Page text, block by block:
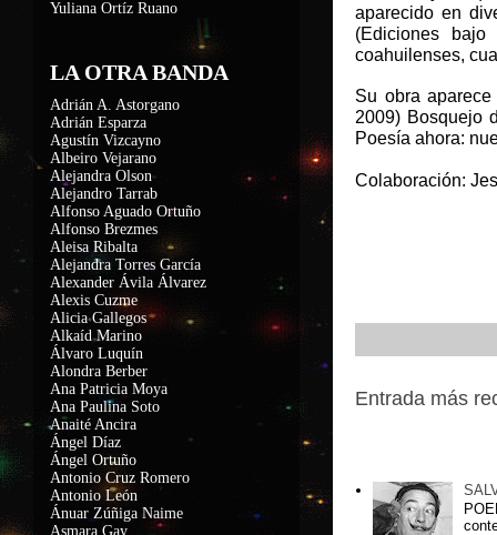
aparecido en
(Ediciones
coahuilenses,
Su obra
2009) Bosquejo
Poesía ahora:
Colaboración:
Entrada más
Yuliana Ortíz Ruano
LA OTRA BANDA
Adrián A. Astorgano
Adrián Esparza
Agustín Vizcayno
Albeiro Vejarano
Alejandra Olson
Alejandro Tarrab
Alfonso Aguado Ortuño
Alfonso Brezmes
Aleisa Ribalta
Alejandra Torres García
Alexander Ávila Álvarez
Alexis Cuzme
Alicia Gallegos
Alkaíd Marino
Álvaro Luquín
Alondra Berber
Ana Patricia Moya
Ana Paulina Soto
Anaité Ancira
Ángel Díaz
Ángel Ortuño
Antonio Cruz Romero
Antonio León
Ánuar Zúñiga Naime
Asmara Gay